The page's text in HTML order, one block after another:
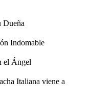
Dueña
Indomable
el Ángel
Italiana viene a